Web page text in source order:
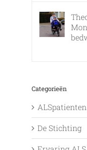
Categorieën
ALSpatienten
De Stichting